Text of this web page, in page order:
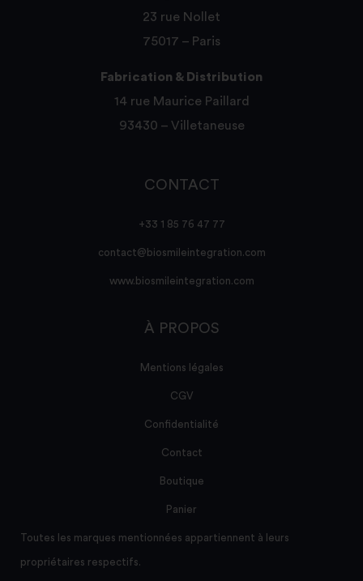
23 rue Nollet
75017 – Paris
Fabrication & Distribution
14 rue Maurice Paillard
93430 – Villetaneuse
CONTACT
+33 1 85 76 47 77
contact@biosmileintegration.com
www.biosmileintegration.com
À PROPOS
Mentions légales
CGV
Confidentialité
Contact
Boutique
Panier
Toutes les marques mentionnées appartiennent à leurs
propriétaires respectifs.